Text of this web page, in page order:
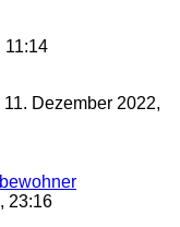
11:14
Dezember 2022,
23:16